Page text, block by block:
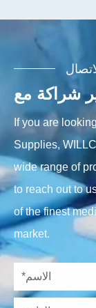
If you are
Supplies,
wide range of
to reach out to
of the finest
market.